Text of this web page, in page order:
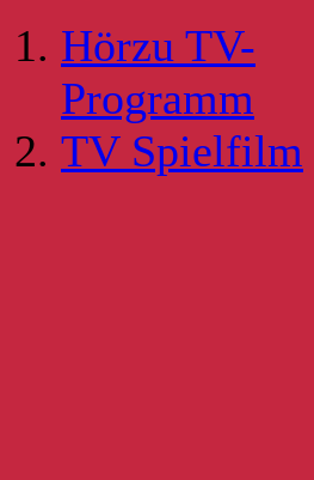
Hörzu TV-
Programm
TV Spielfilm